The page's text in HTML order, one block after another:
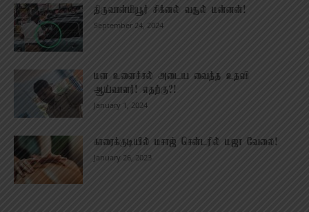
திருவான்மியூர் சிக்னல் வசூல் மன்னன்!
September 24, 2024
மன உளைச்சல் அடைய வைத்த உதவி
ஆய்வாளர்! எதற்கு?!
January 1, 2024
காரைக்குடியில் மசாஜ் சென்டரில் மஜா வேலை!
January 26, 2023